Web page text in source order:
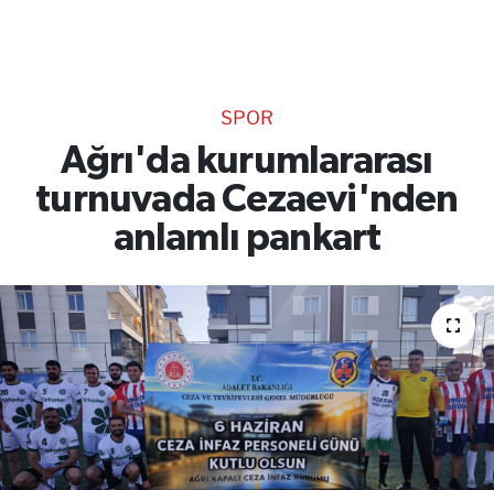
SPOR
Ağrı'da kurumlararası
turnuvada Cezaevi'nden
anlamlı pankart
RESMİ İLANLAR
Gencsesfm Canlı Dinle